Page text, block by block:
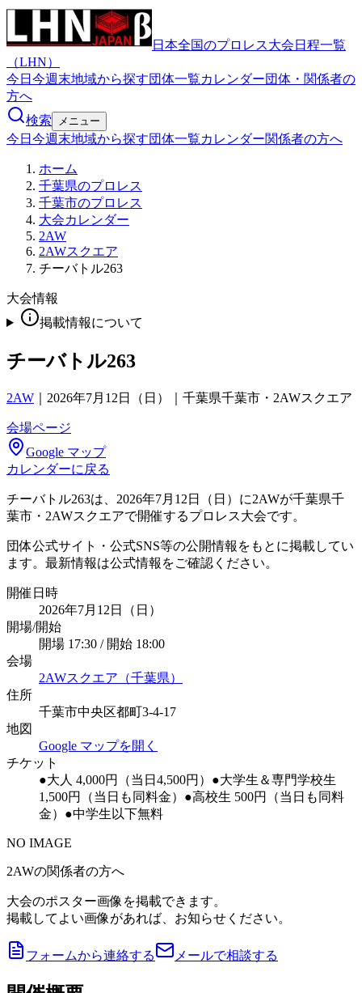
日本全国のプロレス大会日程一覧
（LHN）
今日 今週末地域から探す団体一覧カレンダー団体・関係者の
方へ
検索
メニュー
今日 今週末地域から探す団体一覧カレンダー関係者の方へ
ホーム
千葉県のプロレス
千葉市のプロレス
大会カレンダー
2AW
2AWスクエア
チーバトル263
大会情報
掲載情報について
チーバトル263
2AW 2026年7月12日（日）｜千葉県千葉市・2AWスクエア
会場ページ
Google マップ
カレンダーに戻る
チーバトル263は、2026年7月12日（日）に2AWが千葉県千
葉市・2AWスクエアで開催するプロレス大会です。
団体公式サイト・公式SNS等の公開情報をもとに掲載してい
ます。最新情報は公式情報をご確認ください。
開催日時
2026年7月12日（日）
開場/開始
開場 17:30 / 開始 18:00
会場
2AWスクエア（千葉県）
住所
千葉市中央区都町3-4-17
地図
Google マップを開く
チケット
●大人 4,000円（当日4,500円）●大学生＆専門学校生
1,500円（当日も同料金）●高校生 500円（当日も同料
金）●中学生以下無料
NO IMAGE
2AWの関係者の方へ
大会のポスター画像を掲載できます。
掲載してよい画像があれば、お知らせください。
フォームから連絡する メールで相談する